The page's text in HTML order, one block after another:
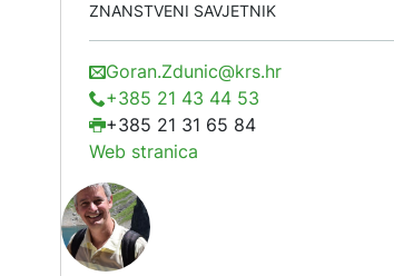
ZNANSTVENI SAVJETNIK
Goran.Zdunic@krs.hr
+385 21 43 44 53
+385 21 31 65 84
Web stranica